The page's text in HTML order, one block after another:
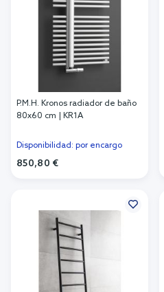
P.M.H. Kronos radiador de baño
80x60 cm | KR1A
Disponibilidad: por encargo
850,80 €